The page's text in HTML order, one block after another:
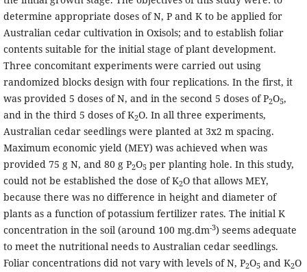
determine appropriate doses of N, P and K to be applied for
Australian cedar cultivation in Oxisols; and to establish foliar
contents suitable for the initial stage of plant development.
Three concomitant experiments were carried out using
randomized blocks design with four replications. In the first, it
was provided 5 doses of N, and in the second 5 doses of P2O5,
and in the third 5 doses of K2O. In all three experiments,
Australian cedar seedlings were planted at 3x2 m spacing.
Maximum economic yield (MEY) was achieved when was
provided 75 g N, and 80 g P2O5per planting hole. In this study,
could not be established the dose of K2O that allows MEY,
because there was no difference in height and diameter of
plants as a function of potassium fertilizer rates. The initial K
concentration in the soil (around 100 mg.dm-3) seems adequate
to meet the nutritional needs to Australian cedar seedlings.
Foliar concentrations did not vary with levels of N, P2O5and K2O